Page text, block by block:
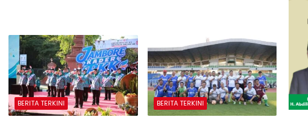
BERITA TERKINI BERITA TERKINI